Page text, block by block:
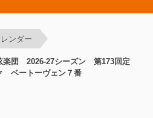
ンダー
楽団 2026-27シーズン 第173回定
ベートーヴェン７番